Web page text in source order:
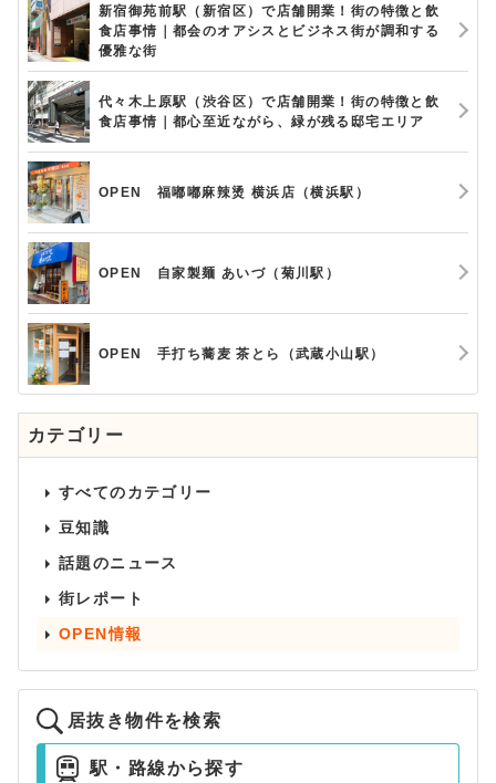
新宿御苑前駅（新宿区）で店舗開業！街の特徴と飲
食店事情｜都会のオアシスとビジネス街が調和する
優雅な街
代々木上原駅（渋谷区）で店舗開業！街の特徴と飲
食店事情｜都心至近ながら、緑が残る邸宅エリア
OPEN 福嘟嘟麻辣烫 横浜店（横浜駅）
OPEN 自家製麺 あいづ（菊川駅）
OPEN 手打ち蕎麦 茶とら（武蔵小山駅）
カテゴリー
すべてのカテゴリー
豆知識
話題のニュース
街レポート
OPEN情報
居抜き物件を検索
駅・路線から探す